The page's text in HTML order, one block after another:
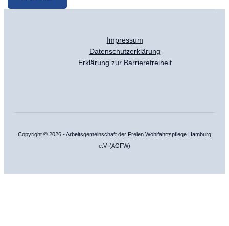
Impressum
Datenschutzerklärung
Erklärung zur Barrierefreiheit
Copyright © 2026 - Arbeitsgemeinschaft der Freien Wohlfahrtspflege Hamburg
e.V. (AGFW)